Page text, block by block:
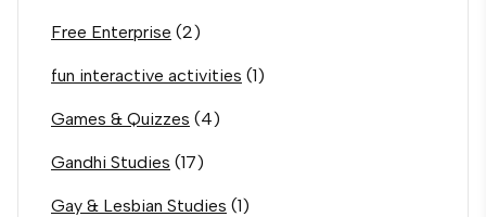
Free Enterprise (2)
fun interactive activities (1)
Games & Quizzes (4)
Gandhi Studies (17)
Gay & Lesbian Studies (1)